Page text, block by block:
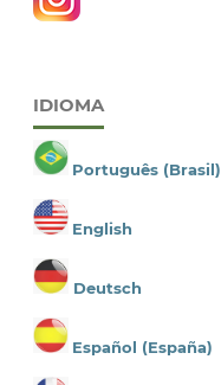
IDIOMA
Português (Brasil)
English
Deutsch
Español (España)